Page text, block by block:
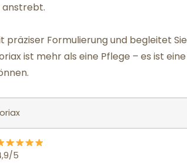
anstrebt.
Formulierung und begleitet Sie
ist mehr als eine Pflege – es ist eine
5